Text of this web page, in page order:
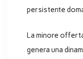
persistente
La minore
genera una